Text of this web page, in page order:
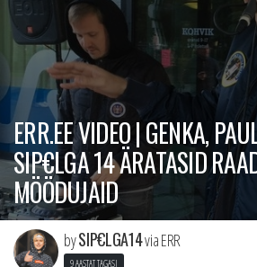
ERR.EE VIDEO | GENKA,
SIP€LGA 14 ÄRATASID
MÖÖDUJAID
bySIP€LGA14via ERR
9 AASTAT TAGASI